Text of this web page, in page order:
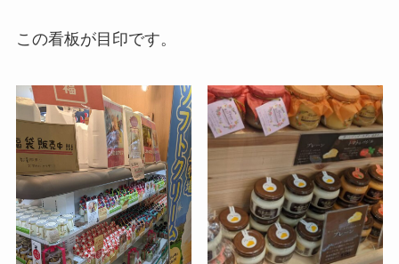
この看板が目印です。